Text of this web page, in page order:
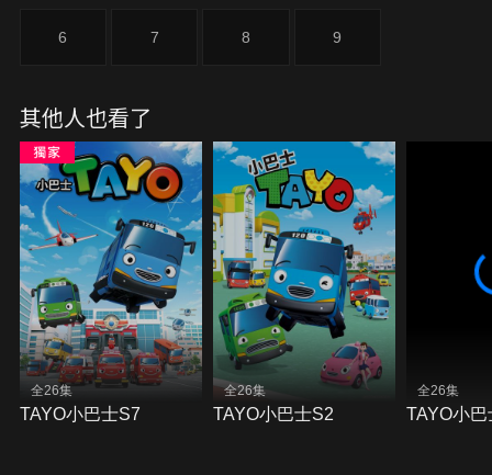
6 7 8 9
其他人也看了
全26集
TAYO小巴士S7
全26集
TAYO小巴士S2
全26集
TAYO小